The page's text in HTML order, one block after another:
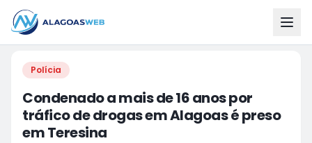
Polícia
Condenado a mais de 16 anos por
tráfico de drogas em Alagoas é preso
em Teresina